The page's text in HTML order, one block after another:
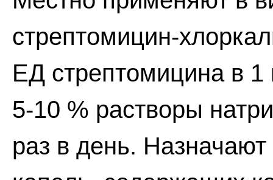
стрептомицин-
ЕД стрептомицина в
5-10 % растворы
раз в день.